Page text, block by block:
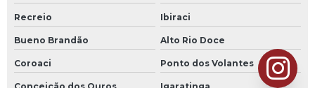
Recreio Ibiraci
Bueno Brandão Alto Rio Doce
Coroaci Ponto dos Volantes